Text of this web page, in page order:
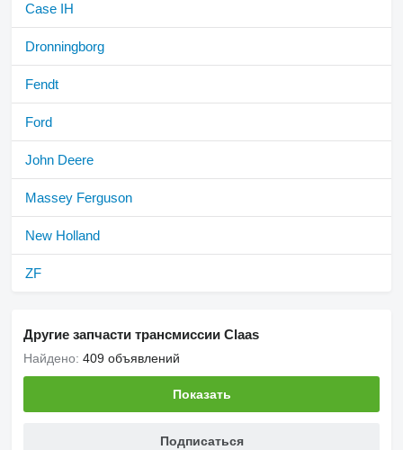
Case IH
Dronningborg
Fendt
Ford
John Deere
Massey Ferguson
New Holland
ZF
Другие запчасти трансмиссии Claas
Найдено: 409 объявлений
Показать
Подписаться